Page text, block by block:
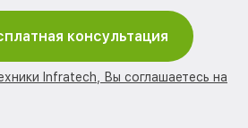
консультация
Infratech, Вы соглашаетесь на